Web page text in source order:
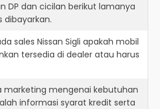
DP dan cicilan berikut lamanya
dibayarkan.
sales Nissan Sigli apakah mobil
tersedia di dealer atau harus
marketing mengenai kebutuhan
informasi syarat kredit serta